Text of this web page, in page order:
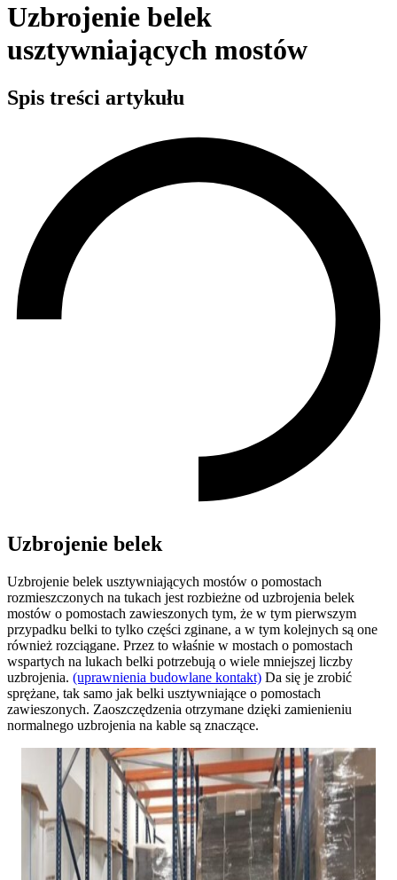
Uzbrojenie belek
usztywniających mostów
Spis treści artykułu
Uzbrojenie belek
Uzbrojenie belek usztywniających mostów o pomostach
rozmieszczonych na tukach jest rozbieżne od uzbrojenia belek
mostów o pomostach zawieszonych tym, że w tym pierwszym
przypadku belki to tylko części zginane, a w tym kolejnych są one
również rozciągane. Przez to właśnie w mostach o pomostach
wspartych na lukach belki potrzebują o wiele mniejszej liczby
uzbrojenia. (uprawnienia budowlane kontakt) Da się je zrobić
sprężane, tak samo jak belki usztywniające o pomostach
zawieszonych. Zaoszczędzenia otrzymane dzięki zamienieniu
normalnego uzbrojenia na kable są znaczące.